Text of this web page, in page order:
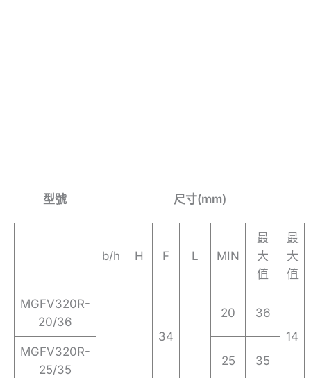
型號 尺寸(mm)
b/h H F L MIN
最
大
值
最
大
值
MGFV320R-
20/36
34
20
36
14
MGFV320R-
25/35
25 35